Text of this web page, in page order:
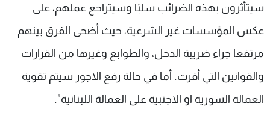
سيتأثرون بهذه الضرائب سلبًا وسيتراجع عملهم، على
عكس المؤسسات غير الشرعية، حيث أضحى الفرق بينهم
مرتفعا جراء ضريبة الدخل، والطوابع وغيرها من القرارات
والقوانين التي أقرت. أما في حالة رفع الاجور سيتم تقوية
العمالة السورية او الاجنبية على العمالة اللبنانية".